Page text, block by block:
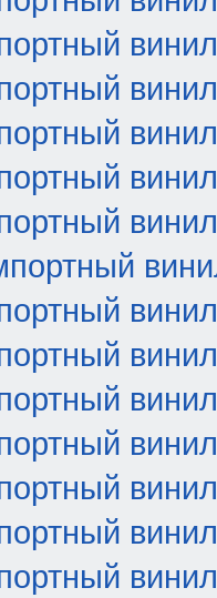
винил
винил
винил
винил
винил
винил
винил
винил
винил
винил
винил
винил